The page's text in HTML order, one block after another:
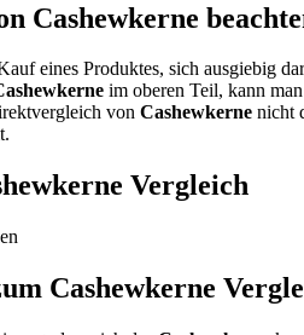
Cashewkerne
eines Produktes, sich ausgiebig
im oberen Teil, kann
von Cashewkerne nicht
Vergleich
Cashewkerne